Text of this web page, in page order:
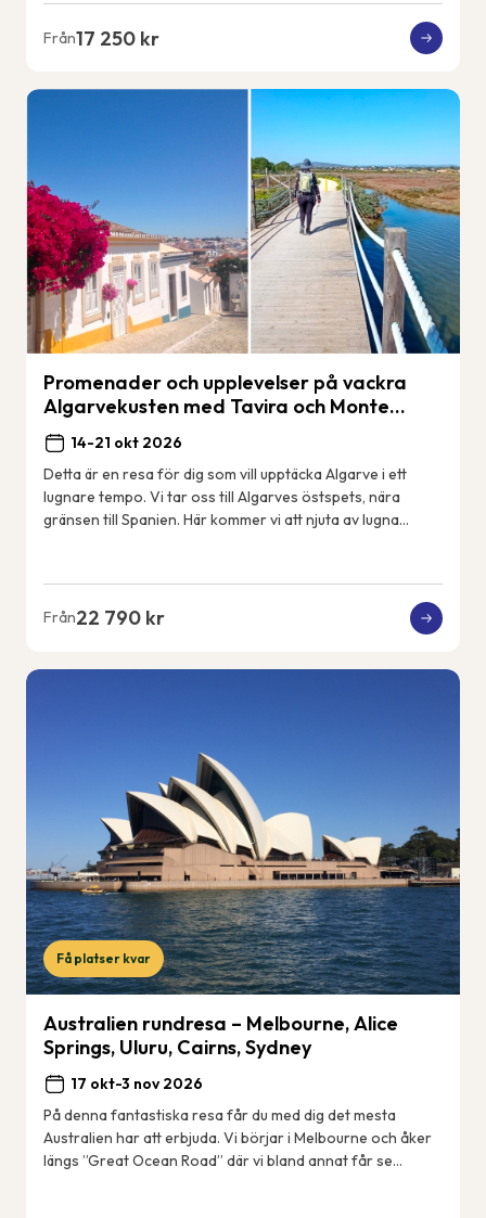
Från17 250 kr
Promenader och upplevelser på vackra
Algarvekusten med Tavira och Monte
Gordo.14-21 okt 2026
Detta är en resa för dig som vill upptäcka Algarve i ett
lugnare tempo. Vi tar oss till Algarves östspets, nära
gränsen till Spanien. Här kommer vi att njuta av lugna
Från22 790 kr
Få platser kvar
Australien rundresa – Melbourne, Alice
Springs, Uluru, Cairns, Sydney
17 okt-3 nov 2026
På denna fantastiska resa får du med dig det mesta
Australien har att erbjuda. Vi börjar i Melbourne och åker
längs ”Great Ocean Road” där vi bland annat får se